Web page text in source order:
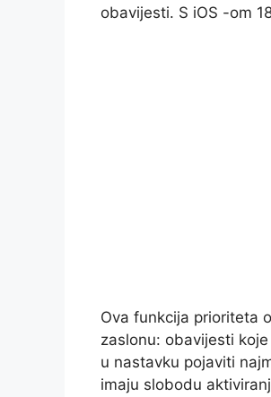
obavijesti. S iOS -om
Ova funkcija prioriteta
zaslonu: obavijesti
u nastavku pojaviti
imaju slobodu